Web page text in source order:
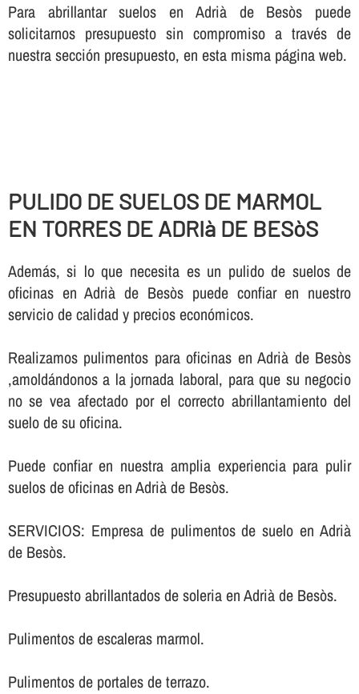
Para abrillantar suelos en Adrià de Besòs puede
solicitarnos presupuesto sin compromiso a través de
nuestra sección presupuesto, en esta misma página web.
PULIDO DE SUELOS DE MARMOL
EN TORRES DE ADRIà DE BESòS
Además, si lo que necesita es un pulido de suelos de
oficinas en Adrià de Besòs puede confiar en nuestro
servicio de calidad y precios económicos.
Realizamos pulimentos para oficinas en Adrià de Besòs
,amoldándonos a la jornada laboral, para que su negocio
no se vea afectado por el correcto abrillantamiento del
suelo de su oficina.
Puede confiar en nuestra amplia experiencia para pulir
suelos de oficinas en Adrià de Besòs.
SERVICIOS: Empresa de pulimentos de suelo en Adrià
de Besòs.
Presupuesto abrillantados de soleria en Adrià de Besòs.
Pulimentos de escaleras marmol.
Pulimentos de portales de terrazo.